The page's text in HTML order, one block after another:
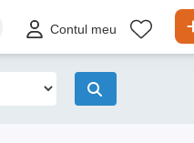
Contul meu
Hartă Listă